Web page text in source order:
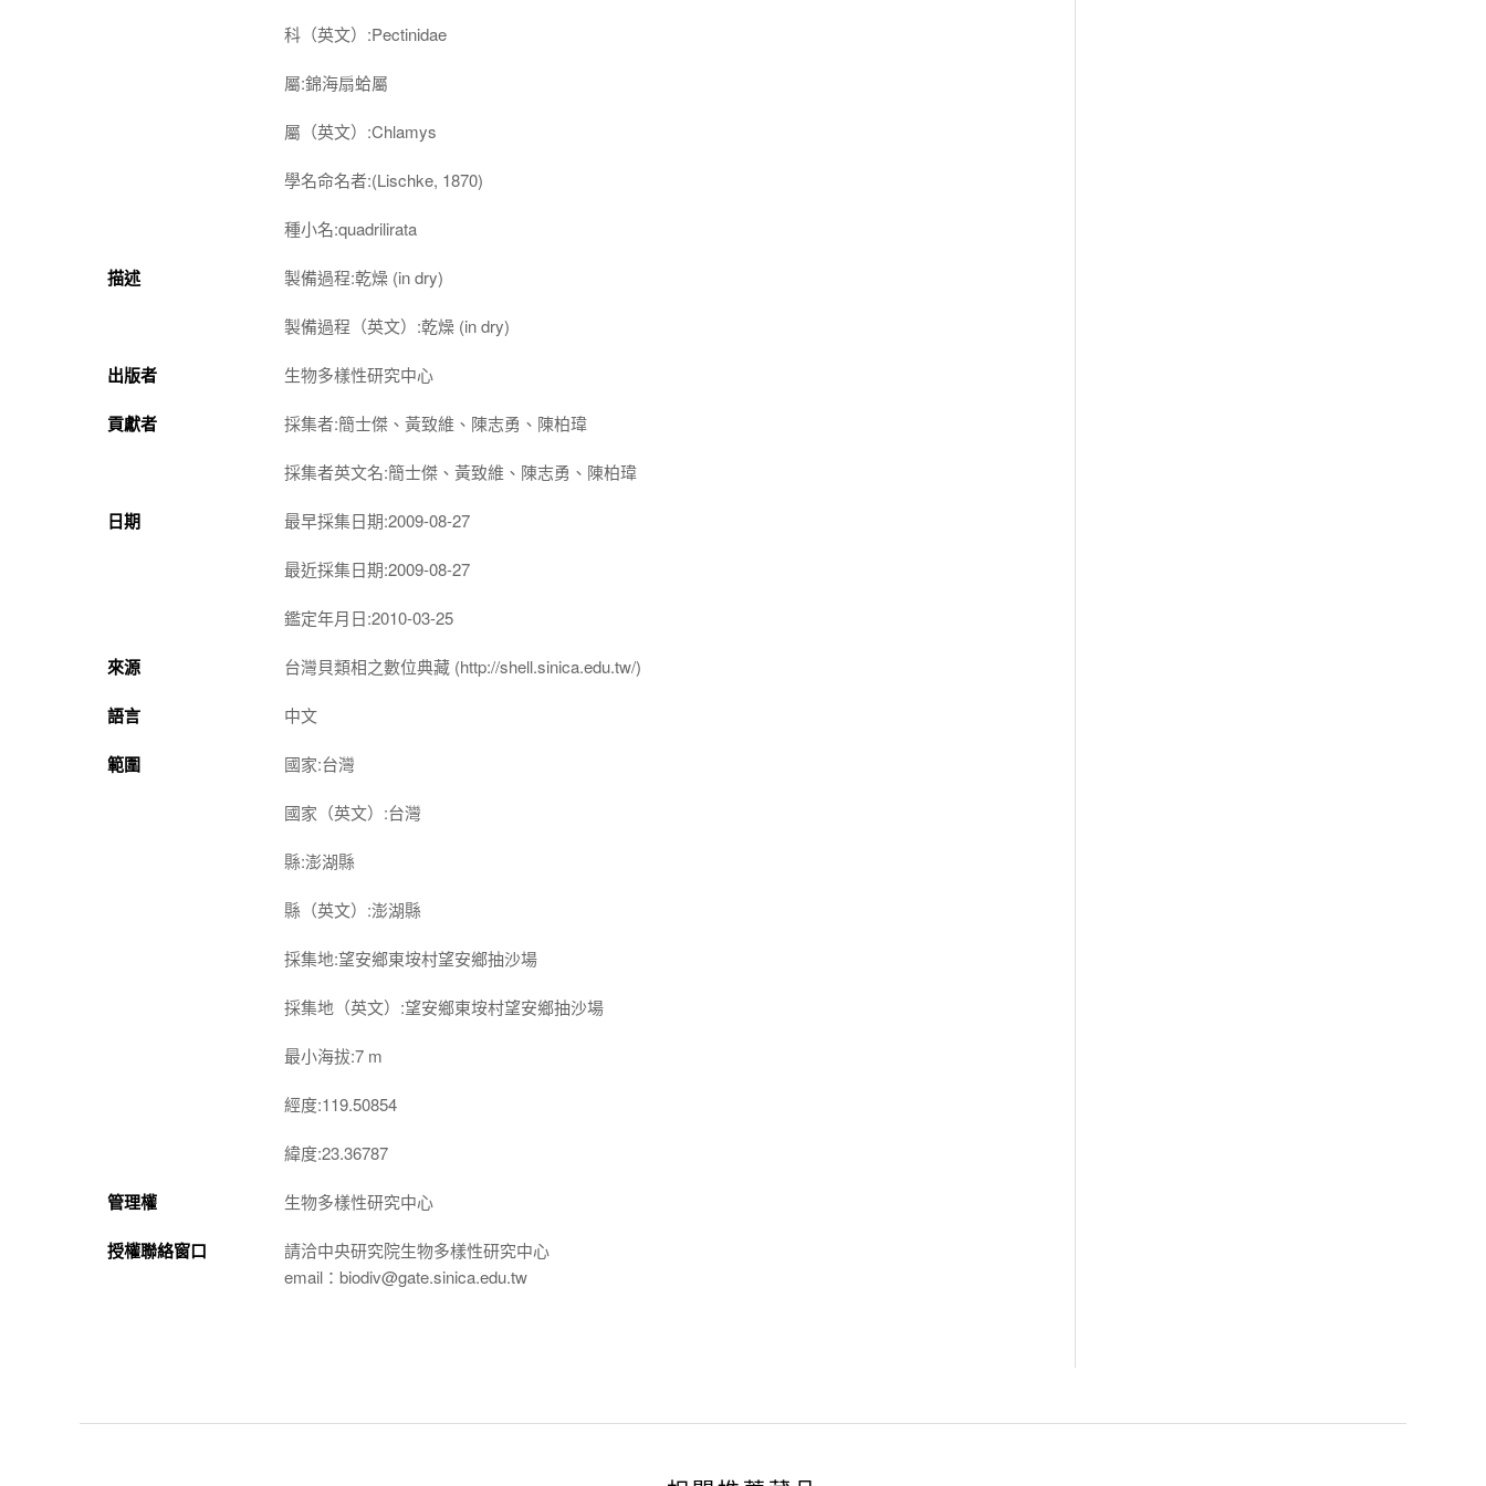
科（英文）:Pectinidae
屬:錦海扇蛤屬
屬（英文）:Chlamys
學名命名者:(Lischke, 1870)
種小名:quadrilirata
描述 製備過程:乾燥 (in dry)
製備過程（英文）:乾燥 (in dry)
出版者 生物多樣性研究中心
貢獻者 採集者:簡士傑、黃致維、陳志勇、陳柏瑋
採集者英文名:簡士傑、黃致維、陳志勇、陳柏瑋
日期 最早採集日期:2009-08-27
最近採集日期:2009-08-27
鑑定年月日:2010-03-25
來源 台灣貝類相之數位典藏 (http://shell.sinica.edu.tw/)
語言 中文
範圍 國家:台灣
國家（英文）:台灣
縣:澎湖縣
縣（英文）:澎湖縣
採集地:望安鄉東垵村望安鄉抽沙場
採集地（英文）:望安鄉東垵村望安鄉抽沙場
最小海拔:7 m
經度:119.50854
緯度:23.36787
管理權 生物多樣性研究中心
授權聯絡窗口
請洽中央研究院生物多樣性研究中心
email：biodiv@gate.sinica.edu.tw